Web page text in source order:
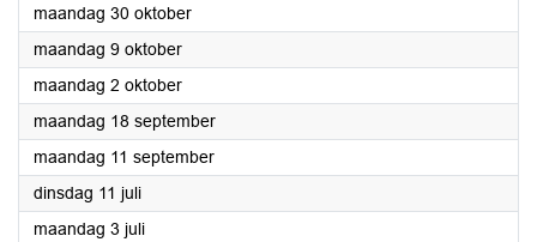
maandag 30 oktober2023
maandag 9 oktober2023
maandag 2 oktober2023
maandag 18 september2023
maandag 11 september2023
dinsdag 11 juli2023
maandag 3 juli2023